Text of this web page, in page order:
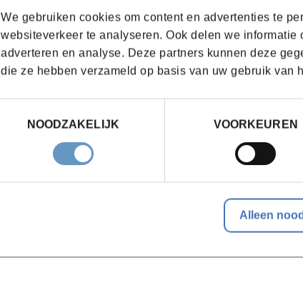
We gebruiken cookies om content en advertenties te
websiteverkeer te analyseren. Ook delen we
adverteren en analyse. Deze partners kunnen deze
die ze hebben verzameld op basis van uw gebruik van
NOODZAKELIJK
VOORKEUREN
Alleen
Locaties